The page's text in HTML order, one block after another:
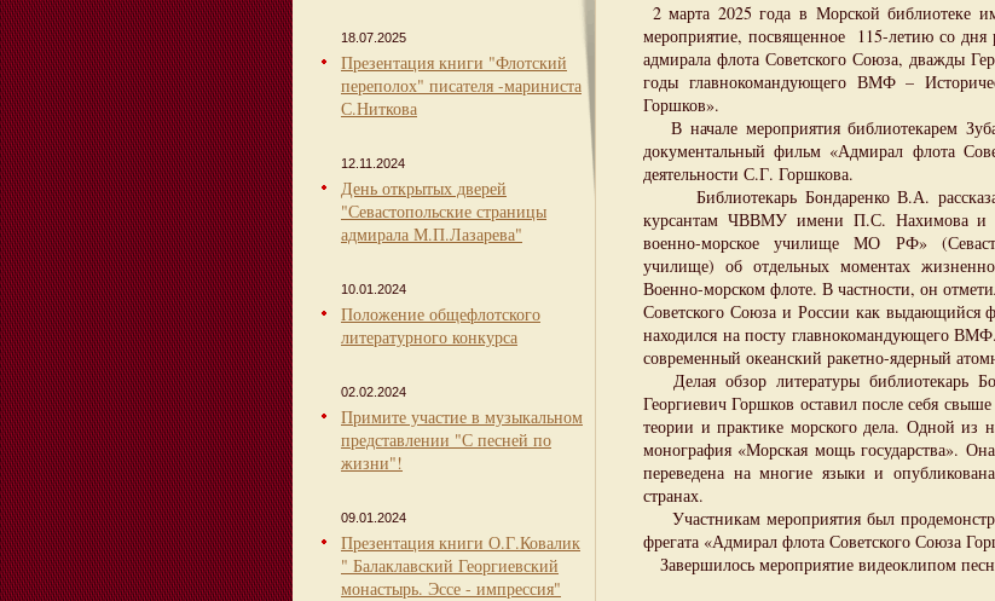
18.07.2025
Презентация книги "Флотский
переполох" писателя -мариниста
С.Ниткова
12.11.2024
День открытых дверей
"Севастопольские страницы
адмирала М.П.Лазарева"
10.01.2024
Положение общефлотского
литературного конкурса
02.02.2024
Примите участие в музыкальном
представлении "С песней по
жизни"!
09.01.2024
Презентация книги О.Г.Ковалик
" Балаклавский Георгиевский
монастырь. Эссе - импрессия"
2 марта 2025 года в Морской библиотеке
мероприятие, посвященное 115-летию со
адмирала флота Советского Союза, дважды
годы главнокомандующего ВМФ –
Горшков».
В начале мероприятия библиотекарем
документальный фильм «Адмирал флота
деятельности С.Г. Горшкова.
Библиотекарь Бондаренко В.А.
курсантам ЧВВМУ имени П.С. Нахимова и
военно-морское училище МО РФ»
училище) об отдельных моментах
Военно-морском флоте. В частности, он
Советского Союза и России как выдающийся
находился на посту главнокомандующего
современный океанский ракетно-ядерный
Делая обзор литературы библиотекарь
Георгиевич Горшков оставил после себя
теории и практике морского дела. Одной из
монография «Морская мощь государства».
переведена на многие языки и
странах.
Участникам мероприятия был
фрегата «Адмирал флота Советского Союза
Завершилось мероприятие видеоклипом